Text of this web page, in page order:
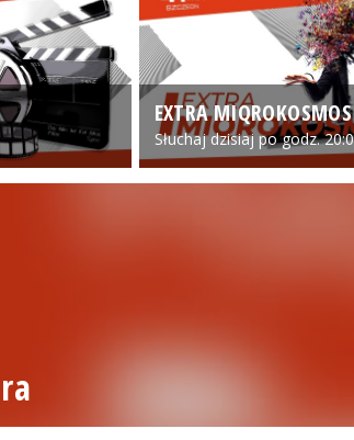
EXTRA MIQROKOSMOS
Słuchaj dzisiaj po godz.